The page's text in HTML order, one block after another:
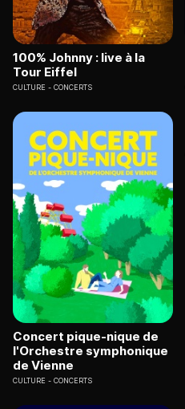
100% Johnny : live à la
Tour Eiffel
CULTURE CONCERTS
Concert pique-nique de
l'Orchestre symphonique
de Vienne
CULTURE CONCERTS